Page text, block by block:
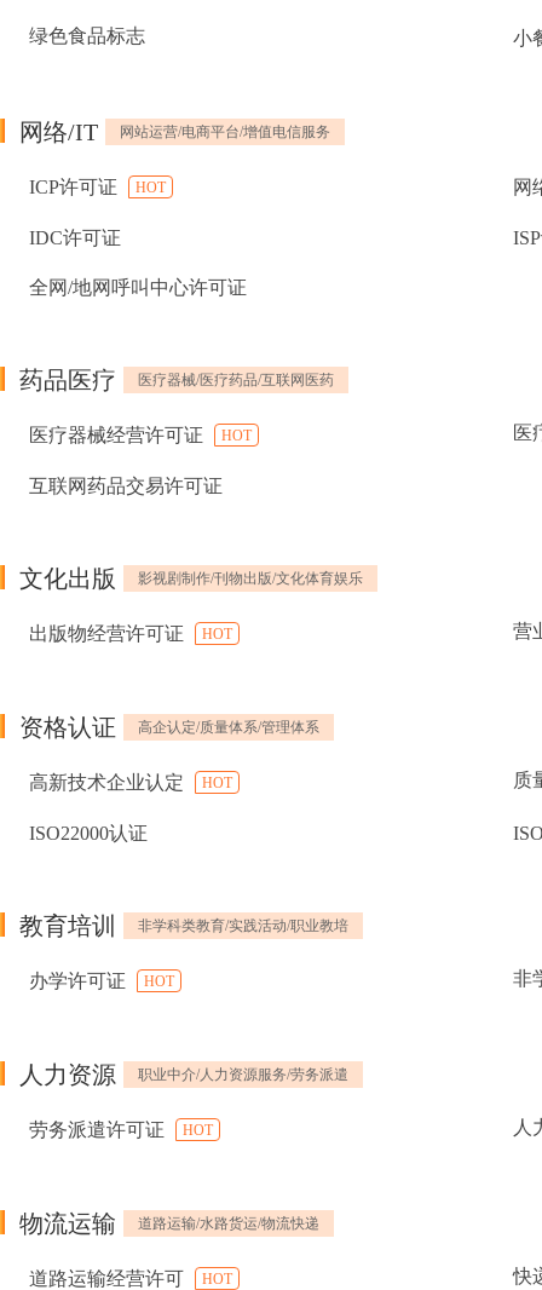
绿色食品标志 小
网络/IT 网站运营/电商平台/增值电信服务
ICP许可证 HOT 网
IDC许可证
全网/地网呼叫中心许可证
药品医疗 医疗器械/医疗药品/互联网医药
医疗器械经营许可证 HOT 医
互联网药品交易许可证
文化出版 影视剧制作/刊物出版/文化体育娱乐
出版物经营许可证 HOT 营
资格认证 高企认定/质量体系/管理体系
高新技术企业认定 HOT 质
ISO22000认证
教育培训 非学科类教育/实践活动/职业教培
办学许可证 HOT 非
人力资源 职业中介/人力资源服务/劳务派遣
劳务派遣许可证 HOT 人
物流运输 道路运输/水路货运/物流快递
道路运输经营许可 HOT 快